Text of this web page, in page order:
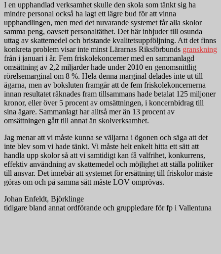
I en upphandlad verksamhet skulle den skola som tänkt sig ha
mindre personal också ha lagt ett lägre bud för att vinna
upphandlingen, men med det nuvarande systemet får alla skolor
samma peng, oavsett personaltäthet. Det här inbjuder till osunda
uttag av skattemedel och bristande kvalitetsuppföljning. Att det finns
konkreta problem visar inte minst Lärarnas Riksförbunds granskning
från i januari i år. Fem friskolekoncerner med en sammanlagd
omsättning av 2,2 miljarder hade under 2010 en genomsnittlig
rörelsemarginal om 8 %. Hela denna marginal delades inte ut till
ägarna, men av boksluten framgår att de fem friskolekoncernerna
innan resultatet räknades fram tillsammans hade betalat 125 miljoner
kronor, eller över 5 procent av omsättningen, i koncernbidrag till
sina ägare. Sammanlagt har alltså mer än 13 procent av
omsättningen gått till annat än skolverksamhet.
Jag menar att vi måste kunna se väljarna i ögonen och säga att det
inte blev som vi hade tänkt. Vi måste helt enkelt hitta ett sätt att
handla upp skolor så att vi samtidigt kan få valfrihet, konkurrens,
effektiv användning av skattemedel och möjlighet att ställa politiker
till ansvar. Det innebär att systemet för ersättning till friskolor måste
göras om och på samma sätt måste LOV omprövas.
Johan Enfeldt, Björklinge
tidigare bland annat ordförande och gruppledare för fp i Vallentuna